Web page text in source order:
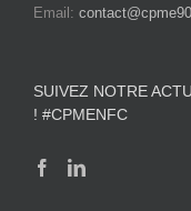
Email:
SUIVEZ NOTRE
! #CPMENFC